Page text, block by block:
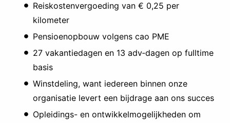
Reiskostenvergoeding van € 0,25 per
kilometer
Pensioenopbouw volgens cao PME
27 vakantiedagen en 13 adv‑dagen op fulltime
basis
Winstdeling, want iedereen binnen onze
organisatie levert een bijdrage aan ons succes
Opleidings- en ontwikkelmogelijkheden om